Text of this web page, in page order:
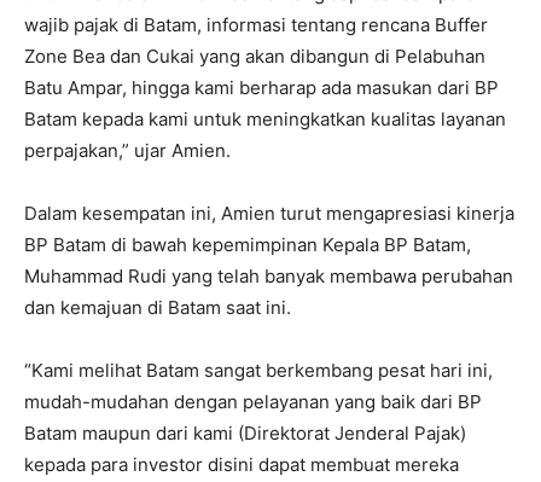
wajib pajak di Batam, informasi tentang rencana Buffer
Zone Bea dan Cukai yang akan dibangun di Pelabuhan
Batu Ampar, hingga kami berharap ada masukan dari BP
Batam kepada kami untuk meningkatkan kualitas layanan
perpajakan,” ujar Amien.
Dalam kesempatan ini, Amien turut mengapresiasi kinerja
BP Batam di bawah kepemimpinan Kepala BP Batam,
Muhammad Rudi yang telah banyak membawa perubahan
dan kemajuan di Batam saat ini.
“Kami melihat Batam sangat berkembang pesat hari ini,
mudah-mudahan dengan pelayanan yang baik dari BP
Batam maupun dari kami (Direktorat Jenderal Pajak)
kepada para investor disini dapat membuat mereka